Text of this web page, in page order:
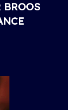
BROOS